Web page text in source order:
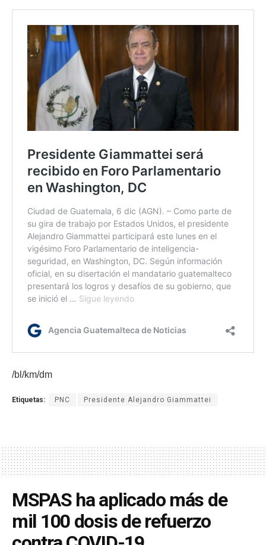
/bl/km/dm
Etiquetas: PNC Presidente Alejandro Giammattei
MSPAS ha aplicado más de
mil 100 dosis de refuerzo